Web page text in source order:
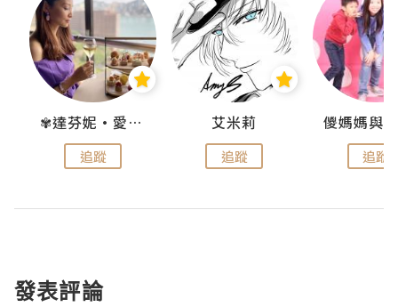
✾達芬妮•愛孩子•愛生活✾
追蹤
艾米莉
追蹤 追蹤
發表評論